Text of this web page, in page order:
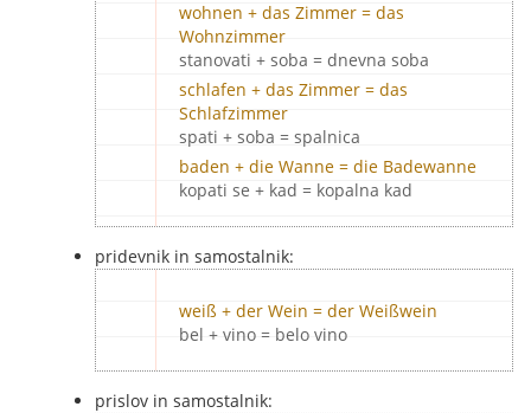
wohnen + das Zimmer = das
Wohnzimmer
stanovati + soba = dnevna soba
schlafen + das Zimmer = das
Schlafzimmer
spati + soba = spalnica
baden + die Wanne = die Badewanne
kopati se + kad = kopalna kad
pridevnik in samostalnik:
weiß + der Wein = der Weißwein
bel + vino = belo vino
prislov in samostalnik: